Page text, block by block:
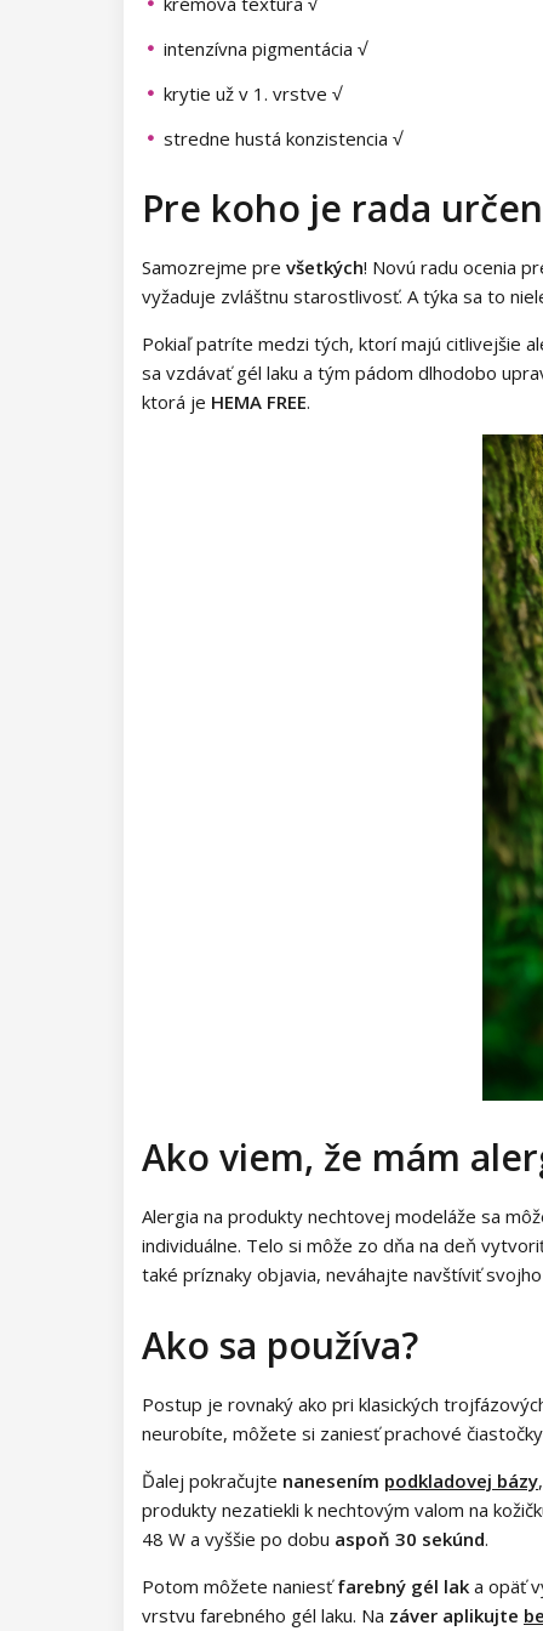
Kolekcia Princess
pigmenty
Diamond Flakes
Neon Dots
Circus
Star Flakes
3D samolepky
Zdobiace fólie a pásky
Samolepiace pásky
Aluminium Flakes
Ostatné zdobenie
rias
Príslušenstvo na riasy
intenzívna pigmentácia √
krytie už v 1. vrstve √
stredne hustá konzistencia √
Pre koho je rada
Samozrejme pre všetkých! Novú radu ocenia
vyžaduje zvláštnu starostlivosť. A týka sa to
Pokiaľ patríte medzi tých, ktorí majú citlivejšie
sa vzdávať gél laku a tým pádom dlhodobo
ktorá je HEMA FREE.
Ako viem, že mám
Alergia na produkty nechtovej modeláže sa
individuálne. Telo si môže zo dňa na deň
také príznaky objavia, neváhajte navštíviť
Ako sa používa?
Postup je rovnaký ako pri klasických
neurobíte, môžete si zaniesť prachové
Ďalej pokračujte nanesením podkladovej bázy
produkty nezatiekli k nechtovým valom na
48 W a vyššie po dobu aspoň 30 sekúnd.
Potom môžete naniesťfarebný gél lak a opäť
vrstvu farebného gél laku. Na záver aplikujte